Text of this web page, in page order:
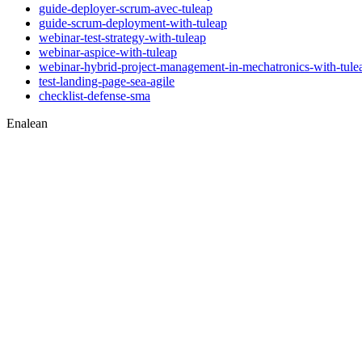
guide-deployer-scrum-avec-tuleap
guide-scrum-deployment-with-tuleap
webinar-test-strategy-with-tuleap
webinar-aspice-with-tuleap
webinar-hybrid-project-management-in-mechatronics-with-
test-landing-page-sea-agile
checklist-defense-sma
Enalean